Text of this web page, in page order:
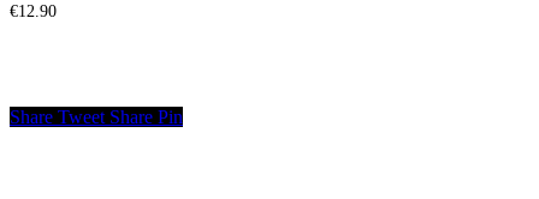
€12.90
Share Tweet Share Pin